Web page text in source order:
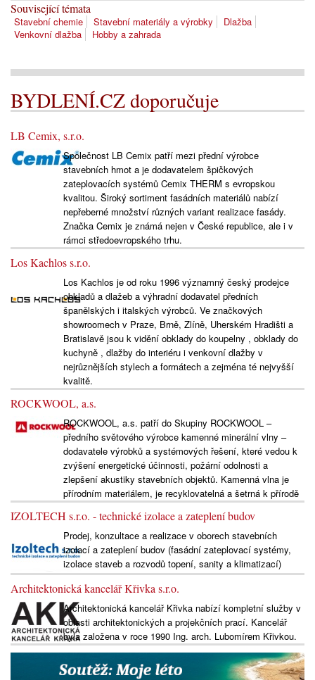
Související témata
Stavební chemie Stavební materiály a výrobky
Dlažba
Venkovní dlažba
Hobby a zahrada
BYDLENÍ.CZ doporučuje
LB Cemix, s.r.o.
Společnost LB Cemix patří mezi přední výrobce
stavebních hmot a je dodavatelem špičkových
zateplovacích systémů Cemix THERM s evropskou
kvalitou. Široký sortiment fasádních materiálů nabízí
nepřeberné množství různých variant realizace fasády.
Značka Cemix je známá nejen v České republice, ale i v
rámci středoevropského trhu.
Los Kachlos s.r.o.
Los Kachlos je od roku 1996 významný český prodejce
obkladů a dlažeb a výhradní dodavatel předních
španělských i italských výrobců. Ve značkových
showroomech v Praze, Brně, Zlíně, Uherském Hradišti a
Bratislavě jsou k vidění obklady do koupelny , obklady do
kuchyně , dlažby do interiéru i venkovní dlažby v
nejrůznějších stylech a formátech a zejména té nejvyšší
kvalitě.
ROCKWOOL, a.s.
ROCKWOOL, a.s. patří do Skupiny ROCKWOOL –
předního světového výrobce kamenné minerální vlny –
dodavatele výrobků a systémových řešení, které vedou k
zvýšení energetické účinnosti, požární odolnosti a
zlepšení akustiky stavebních objektů. Kamenná vlna je
přírodním materiálem, je recyklovatelná a šetrná k přírodě
IZOLTECH s.r.o. - technické izolace a zateplení budov
Prodej, konzultace a realizace v oborech stavebních
izolací a zateplení budov (fasádní zateplovací systémy,
izolace staveb a rozvodů topení, sanity a klimatizací)
Architektonická kancelář Křivka s.r.o.
Architektonická kancelář Křivka nabízí kompletní služby v
oblasti architektonických a projekčních prací. Kancelář
byla založena v roce 1990 Ing. arch. Lubomírem Křivkou.